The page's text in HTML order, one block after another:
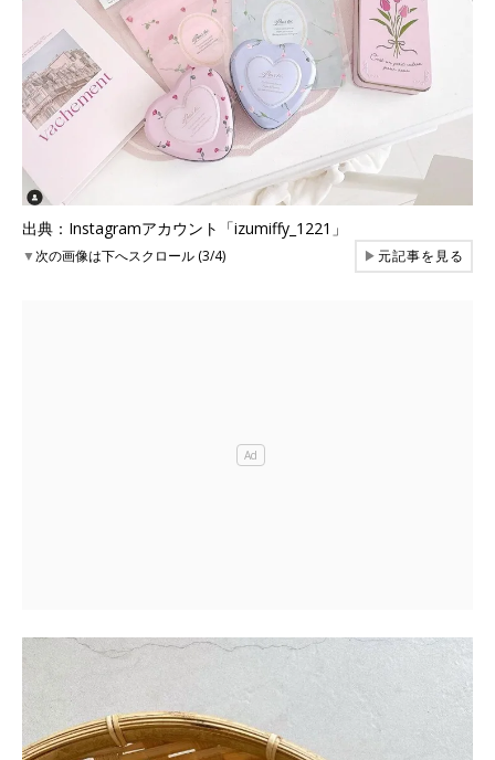
出典：Instagramアカウント「izumiffy_1221」
▼次の画像は下へスクロール (3/4) ▶元記事を見る